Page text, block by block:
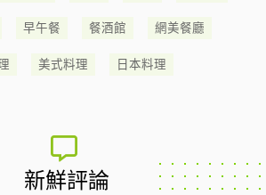
早午餐 餐酒館 網美餐廳
美式料理 日本料理
新鮮評論